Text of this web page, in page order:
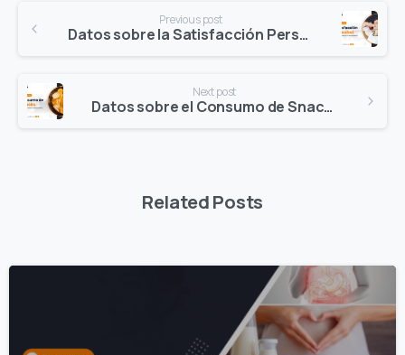
Reading
Previous post
Datos sobre la Satisfacción Personal – 2022
Next post
Datos sobre el Consumo de Snacks – 2022
Related Posts